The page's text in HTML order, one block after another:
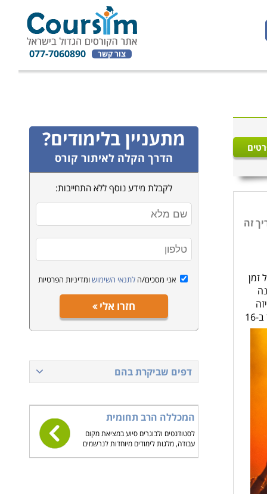
צור קשר 077-7060890
זה
זמן
סיקוונסר מתאים לסגנון המוזיקה שאני עושה? האם צריך מחשב בעל נתונים מסויימים או שכל מחשב יכול לבצע את העבודה? האם לעבוד ב-16
מתעניין בלימודים?
הדרך הקלה לאיתור קורס
לקבלת מידע נוסף ללא התחייבות:
אני מסכים/הלתנאי השימוש ומדיניות הפרטיות
חזרו אלי
דפים שביקרת בהם
המכללה הרב תחומית
לסטודנטים ולבוגרים סיוע במציאת מקום
עבודה, מלגות לימודים מיוחדות לנרשמים